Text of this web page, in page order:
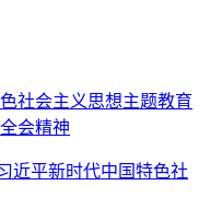
社会主义思想主题教育
会精神
近平新时代中国特色社